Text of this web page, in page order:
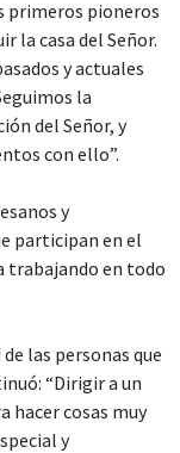
primeros pioneros
la casa del Señor.
y actuales
la
del Señor, y
con ello”.
y
participan en el
trabajando en todo
las personas que
“Dirigir a un
hacer cosas muy
y